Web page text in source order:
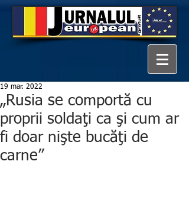
„Rusia se comportă cu
proprii soldaţi ca şi cum ar
fi doar nişte bucăţi de
carne”
19 mar. 2022